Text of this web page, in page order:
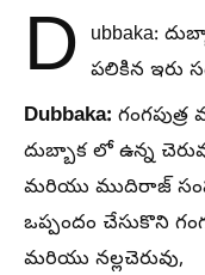
D ubbaka:
పలికిన ఇరు
Dubbaka:
దుబ్బాక లో ఉన్న
మరియు ముదిరాజ్
ఒప్పందం చేసుకొని
మరియు నల్లచెరువు,